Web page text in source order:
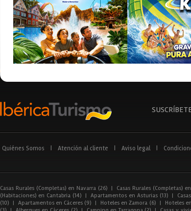
Quiénes Somos Atención al cliente Aviso legal
Casas Rurales (Completas) en Navarra (26) | Casas Rurales (Completas)
(Habitaciones) en Cantabria (14)
| Apartamentos en Asturias (13) |
(10)
| Apartamentos en Cáceres (9) | Hoteles en Zamora (6) | Hoteles